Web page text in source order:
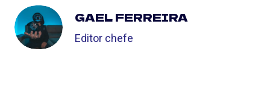
GAEL FERREIRA
Editor chefe